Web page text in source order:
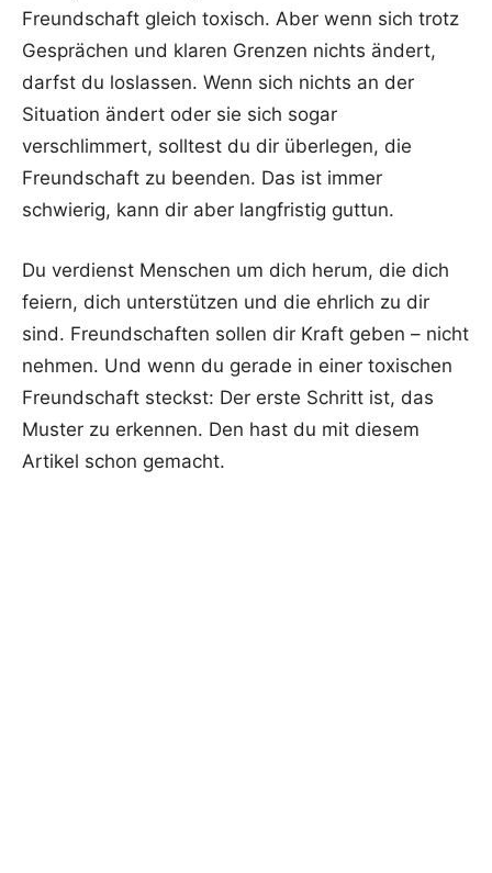
Freundschaft gleich toxisch. Aber wenn sich trotz
Gesprächen und klaren Grenzen nichts ändert,
darfst du loslassen. Wenn sich nichts an der
Situation ändert oder sie sich sogar
verschlimmert, solltest du dir überlegen, die
Freundschaft zu beenden. Das ist immer
schwierig, kann dir aber langfristig guttun.
Du verdienst Menschen um dich herum, die dich
feiern, dich unterstützen und die ehrlich zu dir
sind. Freundschaften sollen dir Kraft geben – nicht
nehmen. Und wenn du gerade in einer toxischen
Freundschaft steckst: Der erste Schritt ist, das
Muster zu erkennen. Den hast du mit diesem
Artikel schon gemacht.